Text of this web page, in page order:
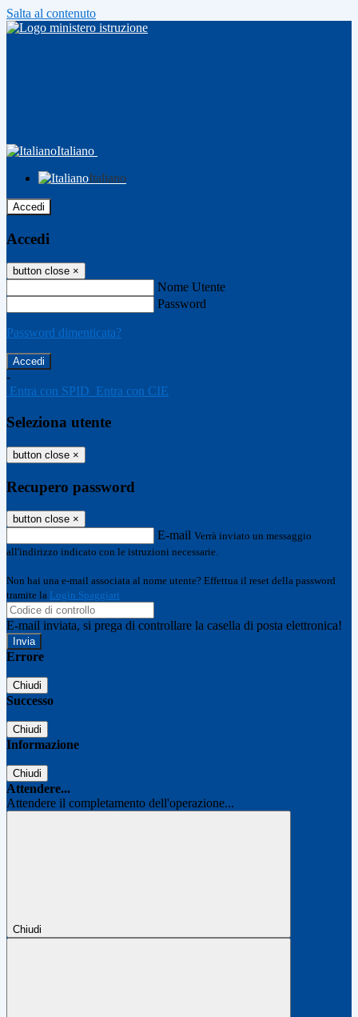
Salta al contenuto
Italiano
Italiano
Accedi
Accedi
button close ×
Nome Utente
Password
Password dimenticata?
-
Entra con SPID Entra con CIE
Seleziona utente
button close ×
Recupero password
button close ×
E-mail Verrà inviato un messaggio
all'indirizzo indicato con le istruzioni necessarie.
Non hai una e-mail associata al nome utente? Effettua il reset della password
tramite la Login Spaggiari
E-mail inviata, si prega di controllare la casella di posta elettronica!
Errore
Chiudi
Successo
Chiudi
Informazione
Chiudi
Attendere...
Attendere il completamento dell'operazione...
Chiudi